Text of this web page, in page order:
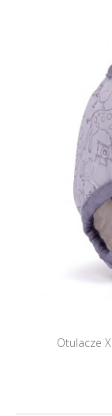
Otulacze